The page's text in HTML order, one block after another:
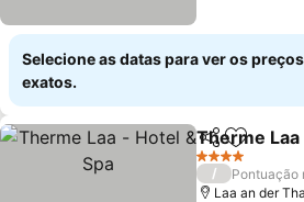
Selecione as datas para ver os preços
exatos.
Partilhar
Therme
4 Estrelas
/
Pontuação
Laa an der